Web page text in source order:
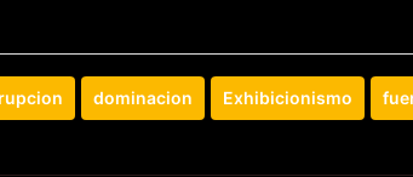
dominacion Exhibicionismo